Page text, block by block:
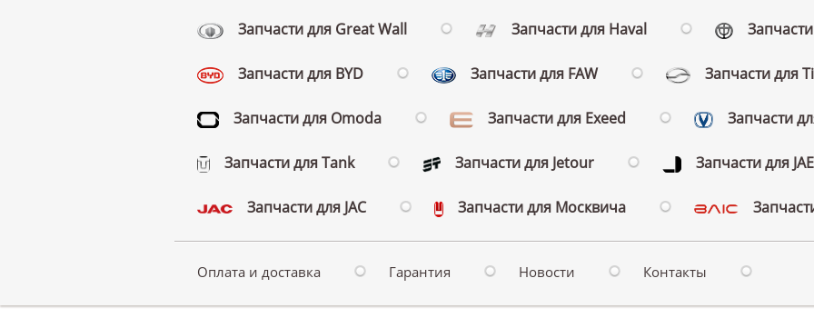
Запчасти для Great Wall Запчасти для Haval
Запчасти для BYD Запчасти для FAW Запчасти для
Запчасти для Omoda Запчасти для Exeed Запчасти
Запчасти для Tank Запчасти для Jetour Запчасти для
Запчасти для JAC Запчасти для Москвича
Оплата и доставка Гарантия Новости Контакты